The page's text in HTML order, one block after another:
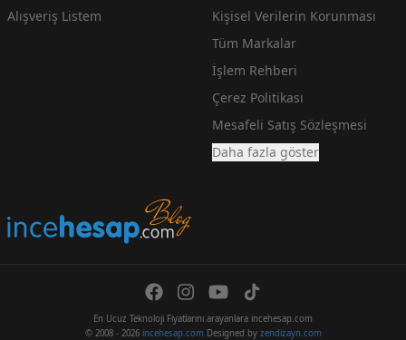
Alışveriş Listem
Kişisel Verilerin Korunması
Tüm Markalar
İşlem Rehberi
Çerez Politikası
Mesafeli Satış Sözleşmesi
Daha fazla göster
En Ucuz Teknoloji Fiyatlarını arayanlara incehesap.com
© 2008 - 2026 incehesap.comDesigned by zendizayn.com